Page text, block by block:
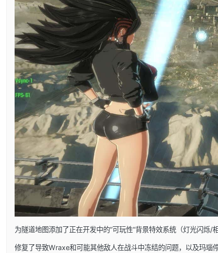
为隧道地图添加了正在开发中的”可玩性”背景特效系统（灯光闪烁/
修复了导致Wraxe和可能其他敌人在战斗中冻结的问题，以及玛瑙